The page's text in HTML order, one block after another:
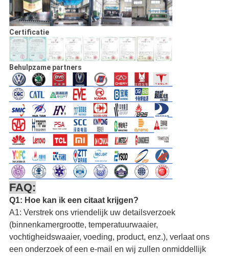
Certificatie
Behulpzame partners
FAQ:
Q1: Hoe kan ik een citaat krijgen?
A1: Verstrek ons vriendelijk uw detailsverzoek
(binnenkamergrootte, temperatuurwaaier,
vochtigheidswaaier, voeding, product, enz.), verlaat ons
een onderzoek of een e-mail en wij zullen onmiddellijk